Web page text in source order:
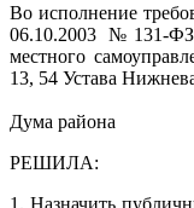
Во исполнение
06.10.2003 №131-
местного
13, 54 Устава
Дума района
РЕШИЛА:
1. Назначить